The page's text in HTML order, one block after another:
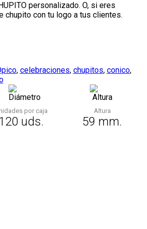
personalizado. O, si eres
con tu logo a tus clientes.
, celebraciones, chupitos, conico,
por caja
120 uds.
Altura
59 mm.